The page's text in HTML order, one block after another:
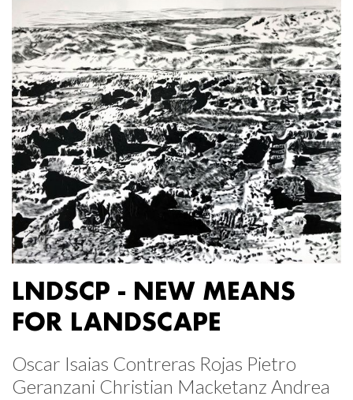
LNDSCP - NEW MEANS
FOR LANDSCAPE
Oscar Isaias Contreras Rojas Pietro
Geranzani Christian Macketanz Andrea